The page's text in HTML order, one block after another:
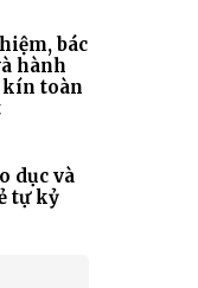
bác
hành
toàn
dục và
tự kỷ